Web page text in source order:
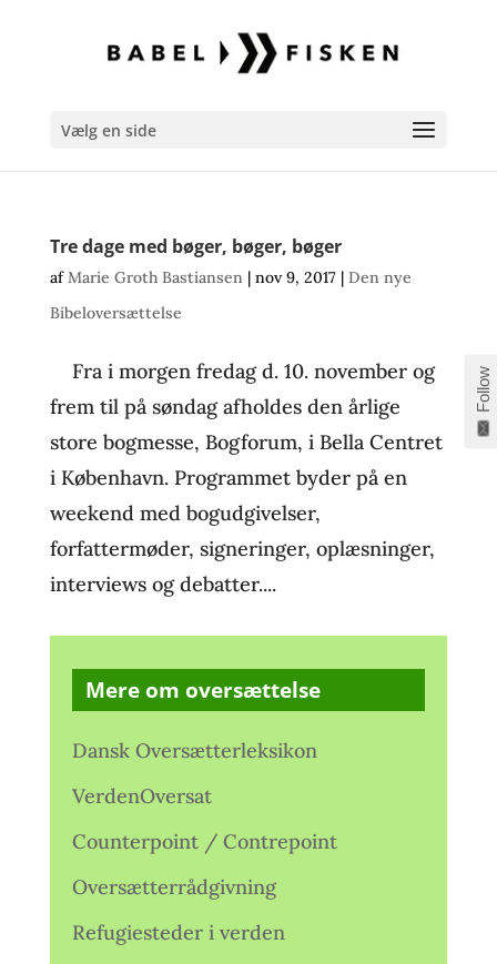
Vælg en side
Tre dage med bøger, bøger, bøger
afMarie Groth Bastiansen| nov 9, 2017| Den nye
Bibeloversættelse
Fra i morgen fredag d. 10. november og
frem til på søndag afholdes den årlige
store bogmesse, Bogforum, i Bella Centret
i København. Programmet byder på en
weekend med bogudgivelser,
forfattermøder, signeringer, oplæsninger,
interviews og debatter....
Mere om oversættelse
Dansk Oversætterleksikon
VerdenOversat
Counterpoint / Contrepoint
Oversætterrådgivning
Refugiesteder i verden
Follow